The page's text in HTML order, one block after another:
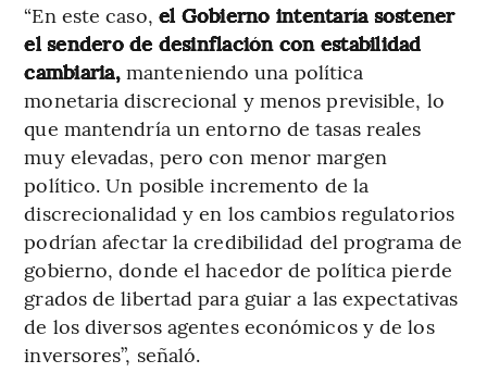
“En este caso, el Gobierno intentaría sostener
el sendero de desinflación con estabilidad
cambiaria,manteniendo una política
monetaria discrecional y menos previsible, lo
que mantendría un entorno de tasas reales
muy elevadas, pero con menor margen
político. Un posible incremento de la
discrecionalidad y en los cambios regulatorios
podrían afectar la credibilidad del programa de
gobierno, donde el hacedor de política pierde
grados de libertad para guiar a las expectativas
de los diversos agentes económicos y de los
inversores”, señaló.